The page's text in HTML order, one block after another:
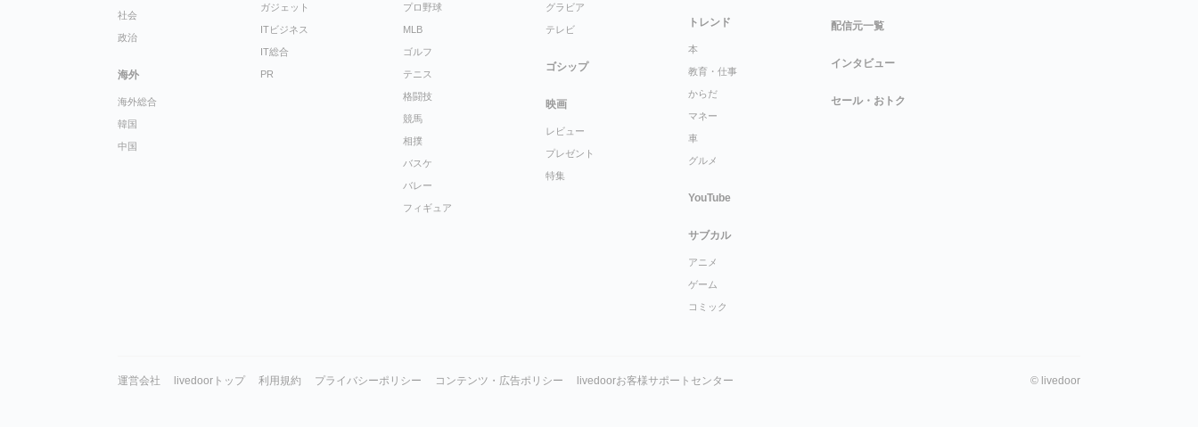
社会
政治
海外
海外総合
韓国
中国
ガジェット
ITビジネス
IT総合
PR
プロ野球
MLB
ゴルフ
テニス
格闘技
競馬
相撲
バスケ
バレー
フィギュア
グラビア
テレビ
ゴシップ
映画
レビュー
プレゼント
特集
トレンド
本
教育・仕事
からだ
マネー
車
グルメ
YouTube
サブカル
アニメ
ゲーム
コミック
配信元一覧
インタビュー
セール・おトク
運営会社 livedoorトップ 利用規約 プライバシーポリシー コンテンツ・広告ポリシー livedoorお客様サポートセンター © livedoor